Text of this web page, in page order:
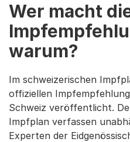
Wer macht
warum?
Im schweizerischen
offiziellen
Schweiz veröffentlicht.
Impfplan verfassen
Experten der